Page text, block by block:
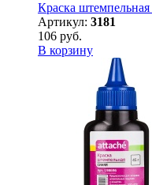
Краска
Артикул: 3181
106 руб.
В корзину